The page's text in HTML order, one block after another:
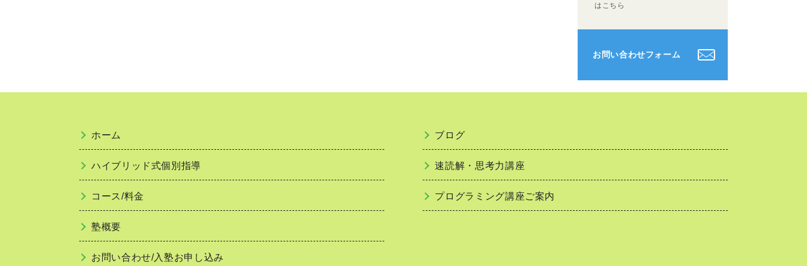
はこちら
お問い合わせフォーム
ホーム
ハイブリッド式個別指導
コース/料金
塾概要
お問い合わせ/入塾お申し込み
ブログ
速読解・思考力講座
プログラミング講座ご案内